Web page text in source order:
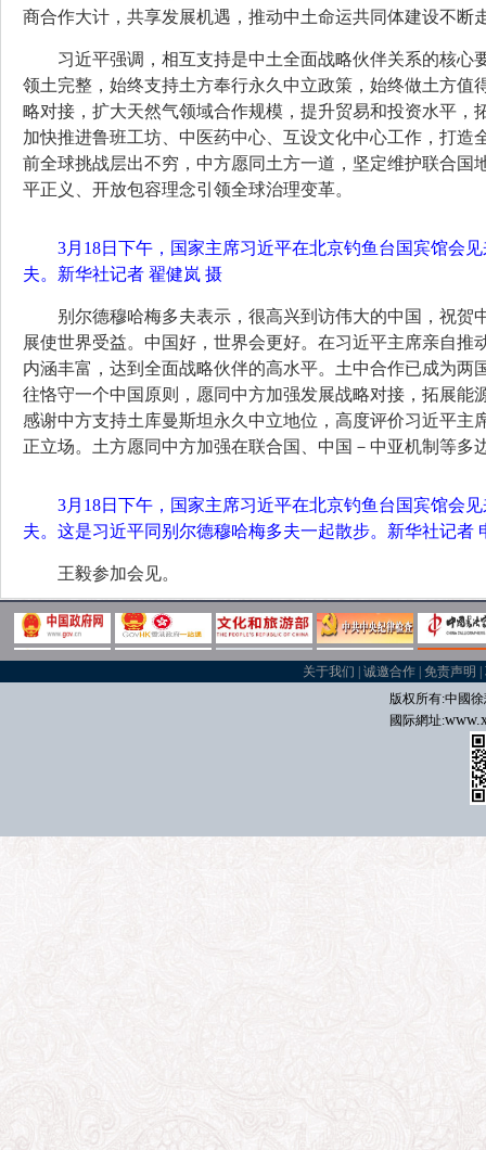
商合作大计，共享发展机遇，推动中土命运共同体建设不断
习近平强调，相互支持是中土全面战略伙伴关系的核
领土完整，始终支持土方奉行永久中立政策，始终做土方值
略对接，扩大天然气领域合作规模，提升贸易和投资水平
加快推进鲁班工坊、中医药中心、互设文化中心工作，打
前全球挑战层出不穷，中方愿同土方一道，坚定维护联合
平正义、开放包容理念引领全球治理变革。
3月18日下午，国家主席习近平在北京钓鱼台国宾馆会
夫。新华社记者 翟健岚 摄
别尔德穆哈梅多夫表示，很高兴到访伟大的中国，祝
展使世界受益。中国好，世界会更好。在习近平主席亲自
内涵丰富，达到全面战略伙伴的高水平。土中合作已成为
往恪守一个中国原则，愿同中方加强发展战略对接，拓展
感谢中方支持土库曼斯坦永久中立地位，高度评价习近平
正立场。土方愿同中方加强在联合国、中国－中亚机制等
3月18日下午，国家主席习近平在北京钓鱼台国宾馆会
夫。这是习近平同别尔德穆哈梅多夫一起散步。新华社记者
王毅参加会见。
关于我们 |诚邀合作 |免责声明 |
版权所有:中國
國际網址: